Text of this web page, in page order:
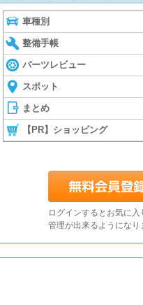
車種別
整備手帳
パーツレビュー
スポット
まとめ
【PR】ショッピング
ログインするとお気に
管理が出来るようになり